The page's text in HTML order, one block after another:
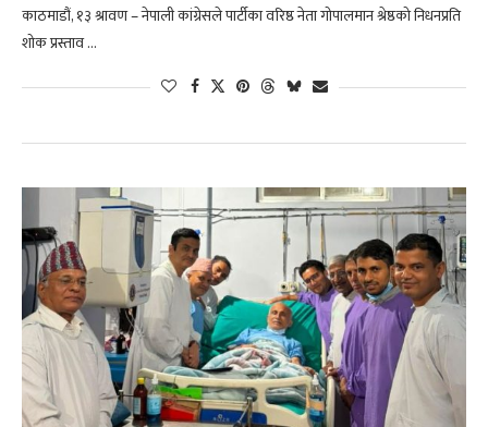
काठमाडौं, १३ श्रावण – नेपाली कांग्रेसले पार्टीका वरिष्ठ नेता गोपालमान श्रेष्ठको निधनप्रति
शोक प्रस्ताव …